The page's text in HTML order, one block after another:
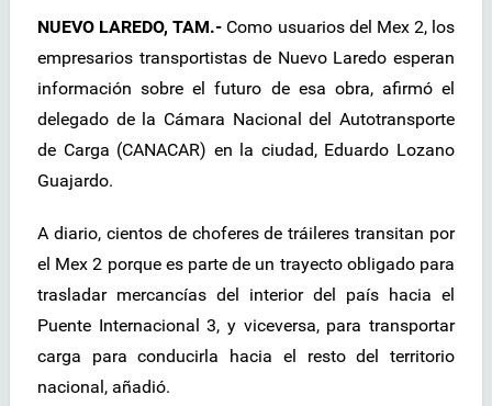
NUEVO LAREDO, TAM.- Como usuarios del Mex 2, los
empresarios transportistas de Nuevo Laredo esperan
información sobre el futuro de esa obra, afirmó el
delegado de la Cámara Nacional del Autotransporte
de Carga (CANACAR) en la ciudad, Eduardo Lozano
Guajardo.
A diario, cientos de choferes de tráileres transitan por
el Mex 2 porque es parte de un trayecto obligado para
trasladar mercancías del interior del país hacia el
Puente Internacional 3, y viceversa, para transportar
carga para conducirla hacia el resto del territorio
nacional, añadió.